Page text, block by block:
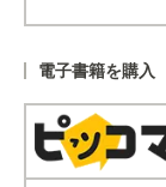
電子書籍を購入